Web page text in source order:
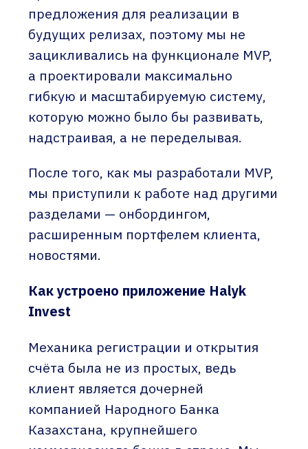
предложения для реализации в
будущих релизах, поэтому мы не
зацикливались на функционале MVP,
а проектировали максимально
гибкую и масштабируемую систему,
которую можно было бы развивать,
надстраивая, а не переделывая.
После того, как мы разработали MVP,
мы приступили к работе над другими
разделами — онбордингом,
расширенным портфелем клиента,
новостями.
Как устроено приложение Halyk
Invest
Механика регистрации и открытия
счёта была не из простых, ведь
клиент является дочерней
компанией Народного Банка
Казахстана, крупнейшего